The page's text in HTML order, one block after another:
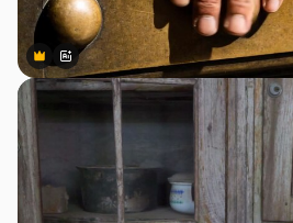
Premium
Premium
สร้างขึ้นโดย AI